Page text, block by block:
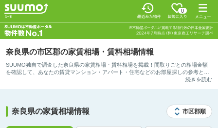
0
奈良県の市区郡の家賃相場・賃料相場情報
SUUMO独自で調査した奈良県の家賃相場・賃料相場を掲載！間取りごとの相場金額
を確認して、あなたの賃貸マンション・アパート・住宅などのお部屋探しの参考とし
続きを読む
奈良県の家賃相場情報 市区郡順